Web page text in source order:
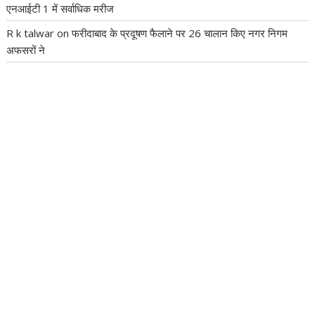
एनआईटी 1 में सर्वाधिक मरीज
R k talwar onफरीदाबाद के प्रदूषण फैलाने पर 26 चालान किए नगर निगम
अफसरों ने